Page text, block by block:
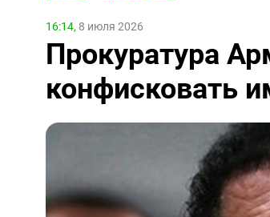
16:14, 8 июля 2026
Прокуратура
конфисковать